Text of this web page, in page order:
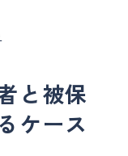
と被保
ケース